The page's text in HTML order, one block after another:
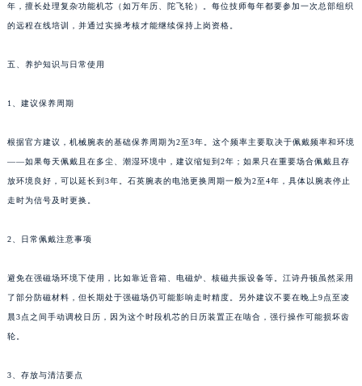
年，擅长处理复杂功能机芯（如万年历、陀飞轮）。每位技师每年都要参加一次总部组织
的远程在线培训，并通过实操考核才能继续保持上岗资格。
五、养护知识与日常使用
1、建议保养周期
根据官方建议，机械腕表的基础保养周期为2至3年。这个频率主要取决于佩戴频率和环境
——如果每天佩戴且在多尘、潮湿环境中，建议缩短到2年；如果只在重要场合佩戴且存
放环境良好，可以延长到3年。石英腕表的电池更换周期一般为2至4年，具体以腕表停止
走时为信号及时更换。
2、日常佩戴注意事项
避免在强磁场环境下使用，比如靠近音箱、电磁炉、核磁共振设备等。江诗丹顿虽然采用
了部分防磁材料，但长期处于强磁场仍可能影响走时精度。另外建议不要在晚上9点至凌
晨3点之间手动调校日历，因为这个时段机芯的日历装置正在啮合，强行操作可能损坏齿
轮。
3、存放与清洁要点